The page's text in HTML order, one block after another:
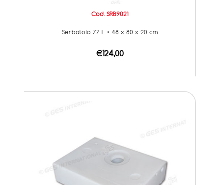
Cod. SRB9021
Serbatoio 77 L • 48 x 80 x 20 cm
€124,00